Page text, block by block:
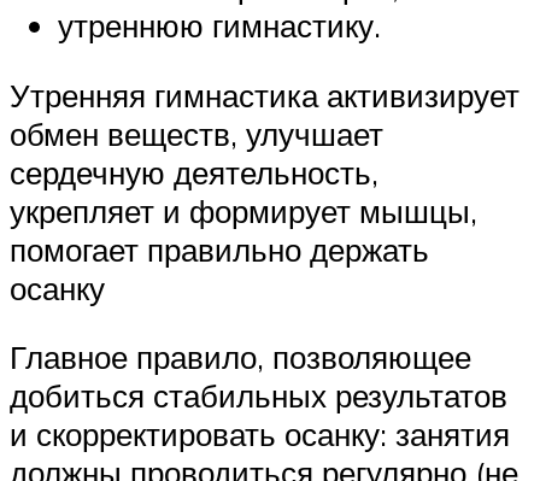
утреннюю гимнастику.
Утренняя гимнастика активизирует
обмен веществ, улучшает
сердечную деятельность,
укрепляет и формирует мышцы,
помогает правильно держать
осанку
Главное правило, позволяющее
добиться стабильных результатов
и скорректировать осанку: занятия
должны проводиться регулярно (не